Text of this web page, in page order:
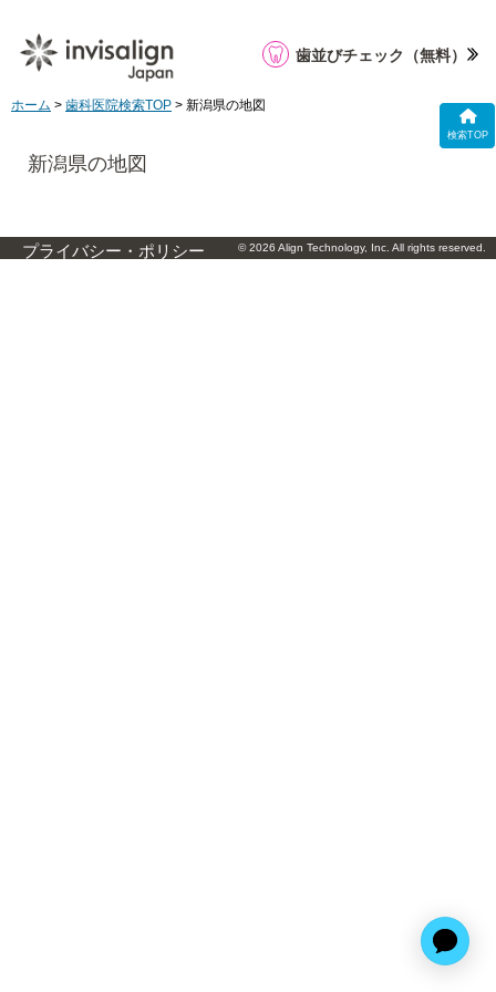
検索TOP
歯並びチェック （無料）
ホーム > 歯科医院検索TOP > 新潟県の地図
新潟県の地図
プライバシー・ポリシー © 2026 Align Technology, Inc. All rights reserved.